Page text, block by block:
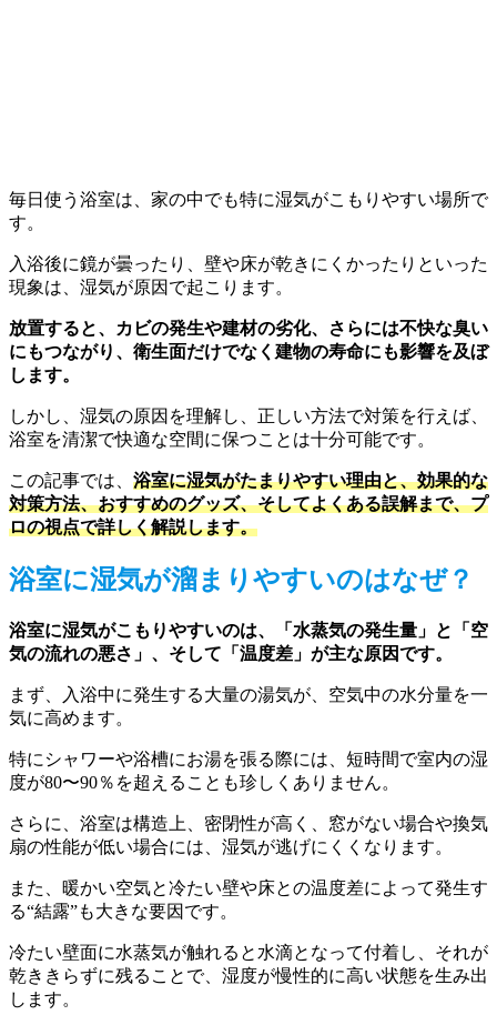
毎日使う浴室は、家の中でも特に湿気がこもりやすい場所で
す。
入浴後に鏡が曇ったり、壁や床が乾きにくかったりといった
現象は、湿気が原因で起こります。
放置すると、カビの発生や建材の劣化、さらには不快な臭い
にもつながり、衛生面だけでなく建物の寿命にも影響を及ぼ
します。
しかし、湿気の原因を理解し、正しい方法で対策を行えば、
浴室を清潔で快適な空間に保つことは十分可能です。
この記事では、 浴室に湿気がたまりやすい理由と、効果的な
対策方法、おすすめのグッズ、そしてよくある誤解まで、プ
ロの視点で詳しく解説します。
浴室に湿気が溜まりやすいのはなぜ？
浴室に湿気がこもりやすいのは、「水蒸気の発生量」と「空
気の流れの悪さ」、そして「温度差」が主な原因です。
まず、入浴中に発生する大量の湯気が、空気中の水分量を一
気に高めます。
特にシャワーや浴槽にお湯を張る際には、短時間で室内の湿
度が80〜90％を超えることも珍しくありません。
さらに、浴室は構造上、密閉性が高く、窓がない場合や換気
扇の性能が低い場合には、湿気が逃げにくくなります。
また、暖かい空気と冷たい壁や床との温度差によって発生す
る“結露”も大きな要因です。
冷たい壁面に水蒸気が触れると水滴となって付着し、それが
乾ききらずに残ることで、湿度が慢性的に高い状態を生み出
します。